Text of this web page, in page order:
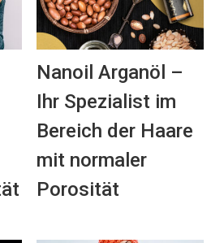
Nanoil Arganöl –
Ihr Spezialist im
Bereich der Haare
mit normaler
Porosität